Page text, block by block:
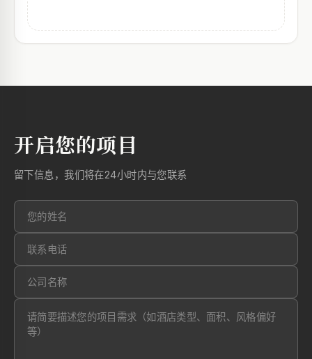
开启您的项目
留下信息，我们将在24小时内与您联系